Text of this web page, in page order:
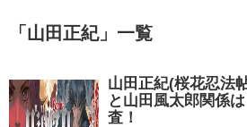
「 山田正紀」 一覧
山田正紀(桜花忍法
と山田風太郎関係
査！